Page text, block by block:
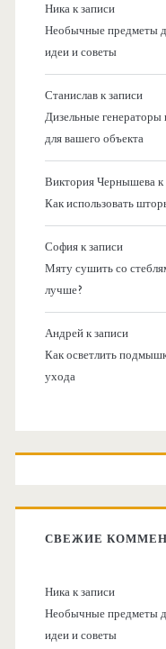
Никак записи
Необычные предметы
идеи и советы
Станиславк записи
Дизельные
для вашего объекта
Виктория Чернышевак
Как использовать
Софияк записи
Мяту сушить со
лучше?
Андрейк записи
Как осветлить
ухода
СВЕЖИЕ
Никак записи
Необычные предметы
идеи и советы